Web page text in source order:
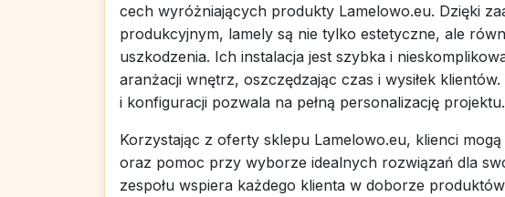
cech wyróżniających produkty Lamelowo.eu. Dzięki
produkcyjnym, lamely są nie tylko estetyczne, ale
uszkodzenia. Ich instalacja jest szybka i
aranżacji wnętrz, oszczędzając czas i wysiłek
i konfiguracji pozwala na pełną personalizację projektu.
Korzystając z oferty sklepu Lamelowo.eu, klienci
oraz pomoc przy wyborze idealnych rozwiązań dla
zespołu wspiera każdego klienta w doborze